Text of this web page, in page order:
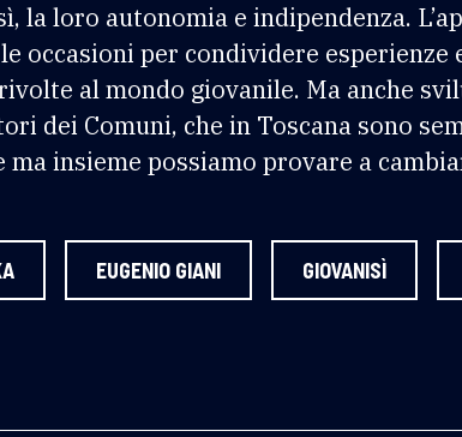
la loro autonomia e indipendenza.
occasioni per condividere
al mondo giovanile. Ma anche
dei Comuni, che in Toscana sono
insieme possiamo provare a
EUGENIO GIANI GIOVANISÌ